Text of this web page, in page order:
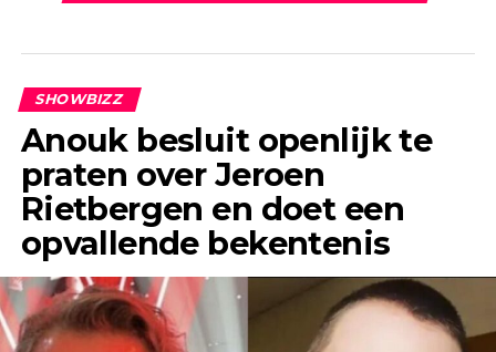
SHOWBIZZ
Anouk besluit openlijk te
praten over Jeroen
Rietbergen en doet een
opvallende bekentenis